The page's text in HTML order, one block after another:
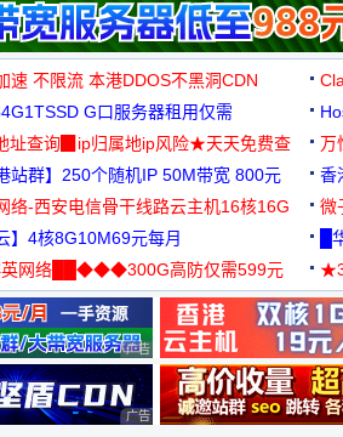
速 不限流 本港DDOS不黑洞CDN
G口服务器租用仅需
可免费测试
址查询▉ip归属地ip风险★天天免费查
万
99
站群】250个随机IP 50M带宽 800元 香
络-西安电信骨干线路云主机16核16G
微
】4核8G10M69元每月 █
英网络██◆◆◆300G高防仅需599元
广告 商业广告，理性选择
广告 商业广告，理性选择